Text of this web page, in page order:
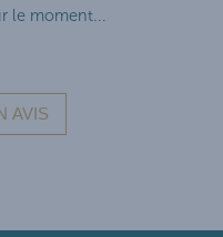
le moment...